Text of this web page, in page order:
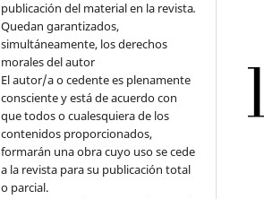
publicación del material en la revista.
Quedan garantizados,
simultáneamente, los derechos
morales del autor
El autor/a o cedente es plenamente
consciente y está de acuerdo con
que todos o cualesquiera de los
contenidos proporcionados,
formarán una obra cuyo uso se cede
a la revista para su publicación total
o parcial.